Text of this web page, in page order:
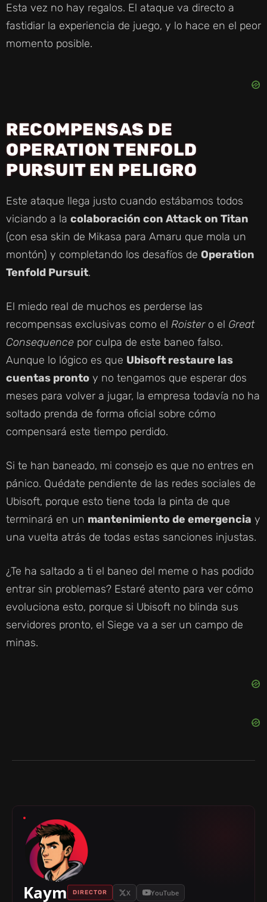
Esta vez no hay regalos. El ataque va directo a
fastidiar la experiencia de juego, y lo hace en el peor
momento posible.
RECOMPENSAS DE
OPERATION TENFOLD
PURSUIT EN PELIGRO
Este ataque llega justo cuando estábamos todos
viciando a la colaboración con Attack on Titan
(con esa skin de Mikasa para Amaru que mola un
montón) y completando los desafíos de Operation
Tenfold Pursuit.
El miedo real de muchos es perderse las
recompensas exclusivas como el Roistero el Great
Consequence por culpa de este baneo falso.
Aunque lo lógico es que Ubisoft restaure las
cuentas pronto y no tengamos que esperar dos
meses para volver a jugar, la empresa todavía no ha
soltado prenda de forma oficial sobre cómo
compensará este tiempo perdido.
Si te han baneado, mi consejo es que no entres en
pánico. Quédate pendiente de las redes sociales de
Ubisoft, porque esto tiene toda la pinta de que
terminará en un mantenimiento de emergencia y
una vuelta atrás de todas estas sanciones injustas.
¿Te ha saltado a ti el baneo del meme o has podido
entrar sin problemas? Estaré atento para ver cómo
evoluciona esto, porque si Ubisoft no blinda sus
servidores pronto, el Siege va a ser un campo de
minas.
Kaym DIRECTOR X YouTube